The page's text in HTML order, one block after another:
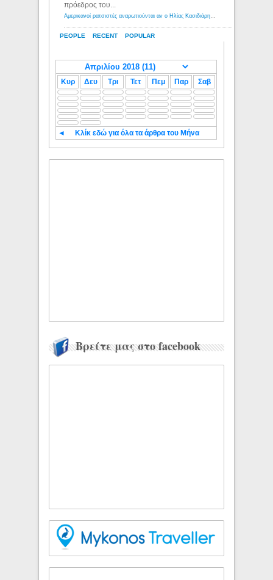
PEOPLE RECENT POPULAR
πρόεδρος του...
Αμερικανοί ρατσιστές αναρωτιούνται αν ο Ηλίας Κασιδιάρης ανήκει στη λευκή φυλή... - Λόγιος Ερμής
Κυρ Δευ Τρι Τετ Πεμ Παρ Σαβ
◄ Κλίκ εδώ για όλα τα άρθρα του Μήνα
Βρείτε μας στο facebook